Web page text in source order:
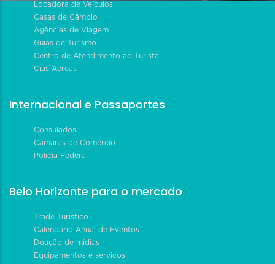
Locadora de Veículos
Casas de Câmbio
Agências de Viagem
Guias de Turismo
Centro de Atendimento ao Turista
Cias Aéreas
Internacional e Passaportes
Consulados
Câmaras de Comércio
Polícia Federal
Belo Horizonte para o mercado
Trade Turístico
Calendário Anual de Eventos
Doação de mídias
Equipamentos e serviços